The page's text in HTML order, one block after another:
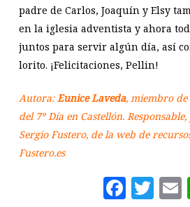
padre de Carlos, Joaquín y Elsy
en la iglesia adventista y ahora
juntos para servir algún día, así
lorito. ¡Felicitaciones, Pellin!
Autora:Eunice Laveda, miembro
del 7º Día en Castellón.
Sergio Fustero, de la web de
Fustero.es